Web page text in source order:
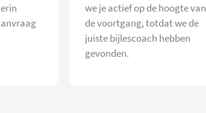
we je actief op de hoogte van
de voortgang, totdat we de
juiste bijlescoach hebben
gevonden.